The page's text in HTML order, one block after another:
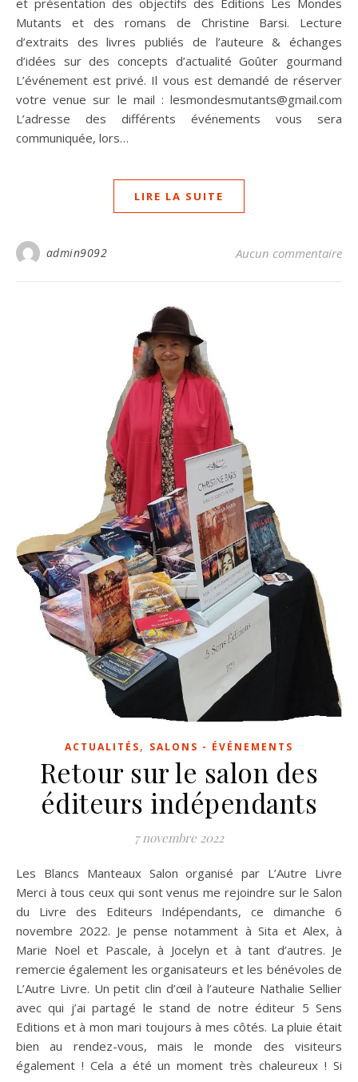
et présentation des objectifs des Editions Les Mondes
Mutants et des romans de Christine Barsi. Lecture
d’extraits des livres publiés de l’auteure & échanges
d’idées sur des concepts d’actualité Goûter gourmand
L’événement est privé. Il vous est demandé de réserver
votre venue sur le mail : lesmondesmutants@gmail.com
L’adresse des différents événements vous sera
communiquée, lors…
LIRE LA SUITE
admin9092 Aucun commentaire
ACTUALITÉS, SALONS - ÉVÉNEMENTS
Retour sur le salon des
éditeurs indépendants
7 novembre 2022
Les Blancs Manteaux Salon organisé par L’Autre Livre
Merci à tous ceux qui sont venus me rejoindre sur le Salon
du Livre des Editeurs Indépendants, ce dimanche 6
novembre 2022. Je pense notamment à Sita et Alex, à
Marie Noel et Pascale, à Jocelyn et à tant d’autres. Je
remercie également les organisateurs et les bénévoles de
L’Autre Livre. Un petit clin d’œil à l’auteure Nathalie Sellier
avec qui j’ai partagé le stand de notre éditeur 5 Sens
Editions et à mon mari toujours à mes côtés. La pluie était
bien au rendez-vous, mais le monde des visiteurs
également ! Cela a été un moment très chaleureux ! Si